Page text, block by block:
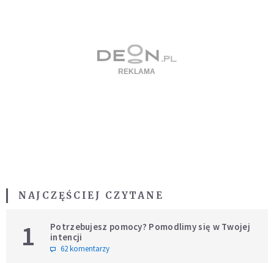
NAJCZĘŚCIEJ CZYTANE
1
Potrzebujesz pomocy? Pomodlimy się w Twojej
intencji
62 komentarzy